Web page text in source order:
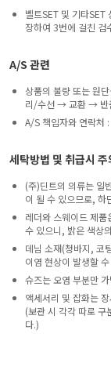
벨트SET 및 기타SET
장하여 3번에 걸친 검
A/S 관련
상품의 불량 또는 원
리/수선 → 교환 → 반
A/S 책임자와 연락처
세탁방법 및 취급시
(주)딘트의 의류는 일
이 될 수 있으므로, 하
레더와 스웨이드 제
수 있으니, 밝은 색상
데님 소재(청바지, 코
이염 현상이 발생할
슈즈는 오염 부분만
액세서리 및 잡화는
(보관 시 각각 따로 구
다.)